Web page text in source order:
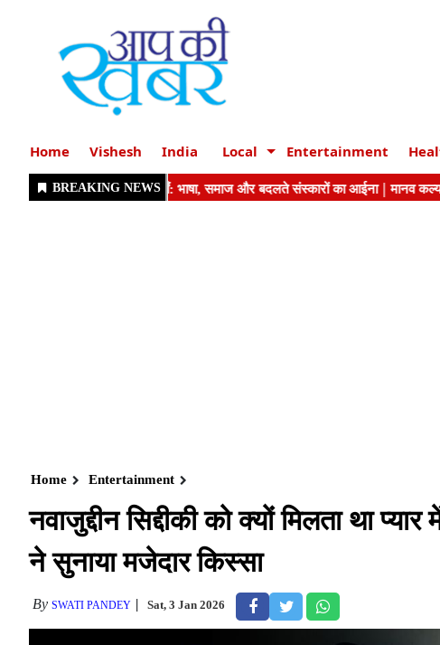
Home Vishesh India Local Entertainment
Home Entertainment
नवाजुद्दीन सिद्दीकी को क्यों मिलता था
ने सुनाया मजेदार किस्सा
By SWATI PANDEY Sat, 3 Jan 2026